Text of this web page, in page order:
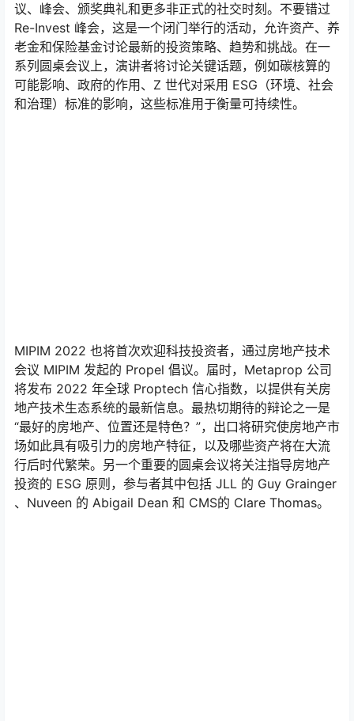
议、峰会、颁奖典礼和更多非正式的社交时刻。不要错过
Re-Invest 峰会，这是一个闭门举行的活动，允许资产、养
老金和保险基金讨论最新的投资策略、趋势和挑战。在一
系列圆桌会议上，演讲者将讨论关键话题，例如碳核算的
可能影响、政府的作用、Z 世代对采用 ESG（环境、社会
和治理）标准的影响，这些标准用于衡量可持续性。
MIPIM 2022 也将首次欢迎科技投资者，通过房地产技术
会议 MIPIM 发起的 Propel 倡议。届时，Metaprop 公司
将发布 2022 年全球 Proptech 信心指数，以提供有关房
地产技术生态系统的最新信息。最热切期待的辩论之一是
“最好的房地产、位置还是特色？”，出口将研究使房地产市
场如此具有吸引力的房地产特征，以及哪些资产将在大流
行后时代繁荣。另一个重要的圆桌会议将关注指导房地产
投资的 ESG 原则，参与者其中包括 JLL 的 Guy Grainger
、Nuveen 的 Abigail Dean 和 CMS的 Clare Thomas。